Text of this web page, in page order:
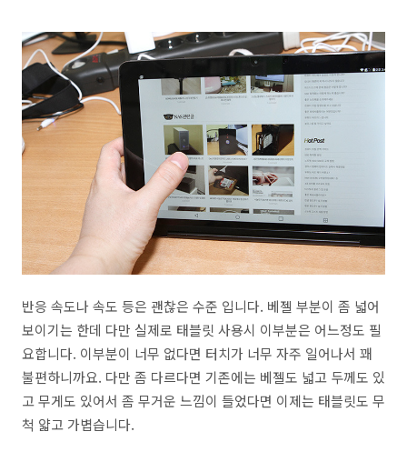
반응 속도나 속도 등은 괜찮은 수준 입니다. 베젤 부분이 좀 넓어
보이기는 한데 다만 실제로 태블릿 사용시 이부분은 어느정도 필
요합니다. 이부분이 너무 없다면 터치가 너무 자주 일어나서 꽤
불편하니까요. 다만 좀 다르다면 기존에는 베젤도 넓고 두께도 있
고 무게도 있어서 좀 무거운 느낌이 들었다면 이제는 태블릿도 무
척 얇고 가볍습니다.